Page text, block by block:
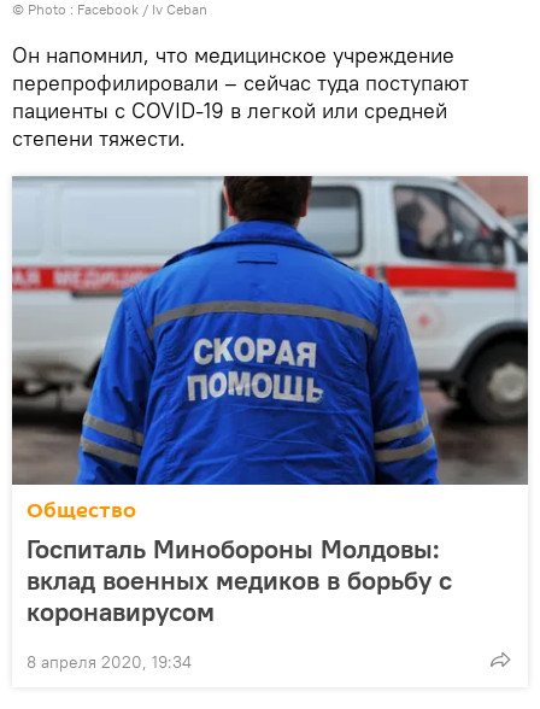
© Photo : Facebook / Iv Ceban
Он напомнил, что медицинское учреждение
перепрофилировали – сейчас туда поступают
пациенты с COVID-19 в легкой или средней
степени тяжести.
Общество
Госпиталь Минобороны Молдовы:
вклад военных медиков в борьбу с
коронавирусом
8 апреля 2020, 19:34